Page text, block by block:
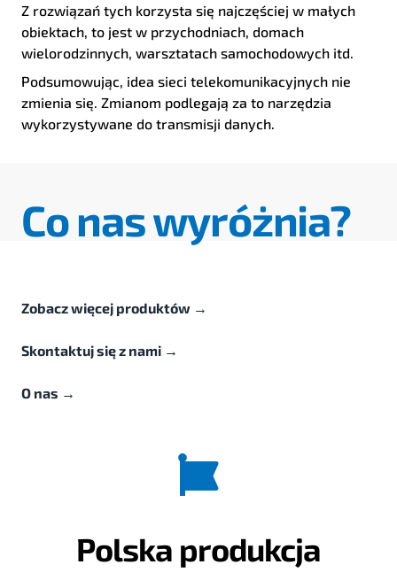
Z rozwiązań tych korzysta się najczęściej w małych
obiektach, to jest w przychodniach, domach
wielorodzinnych, warsztatach samochodowych itd.
Podsumowując, idea sieci telekomunikacyjnych nie
zmienia się. Zmianom podlegają za to narzędzia
wykorzystywane do transmisji danych.
Co nas wyróżnia?
Zobacz więcej produktów →
Skontaktuj się z nami →
O nas →
Polska produkcja